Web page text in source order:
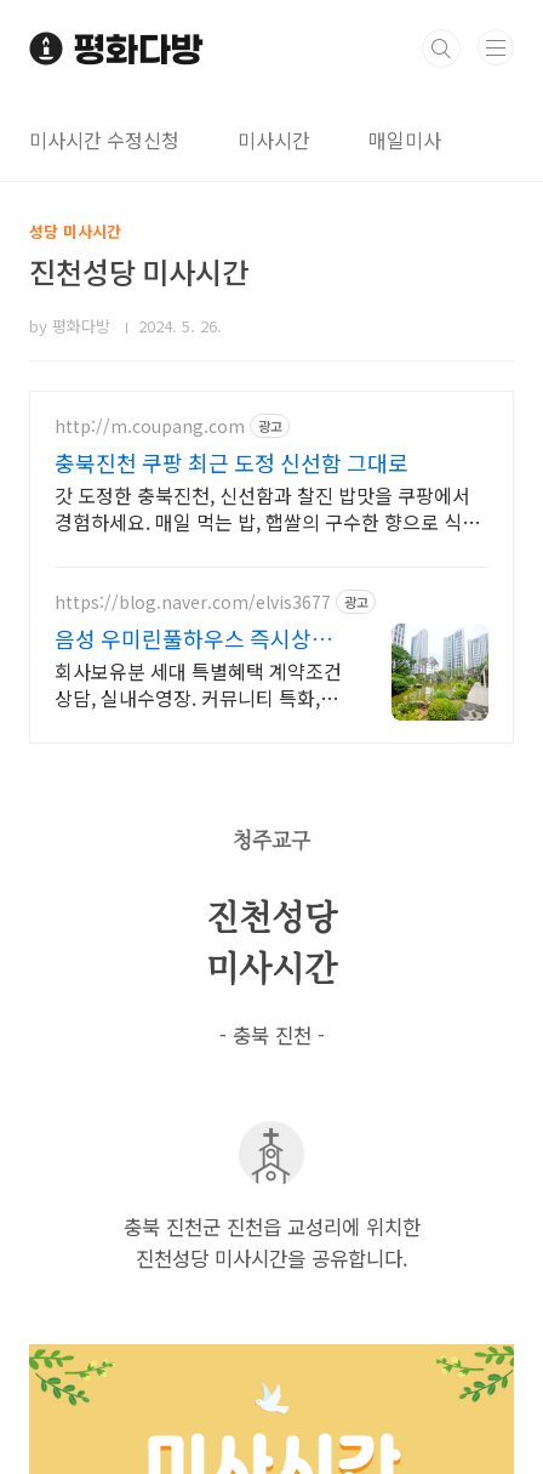
미사시간 수정신청 미사시간 매일미사
성당 미사시간
진천성당 미사시간
by 평화다방 2024. 5. 26.
http://m.coupang.com 광고
충북진천 쿠팡 최근 도정 신선함 그대로
갓 도정한 충북진천, 신선함과 찰진 밥맛을 쿠팡에서
경험하세요. 매일 먹는 밥, 햅쌀의 구수한 향으로 식탁
https://blog.naver.com/elvis3677 광고
음성 우미린풀하우스 즉시상담
아파트 방문 예약 접수
회사보유분 세대 특별혜택 계약조건
상담, 실내수영장. 커뮤니티 특화,대
청주교구
진천성당
미사시간
- 충북 진천 -
충북 진천군 진천읍 교성리에 위치한
진천성당 미사시간을 공유합니다.